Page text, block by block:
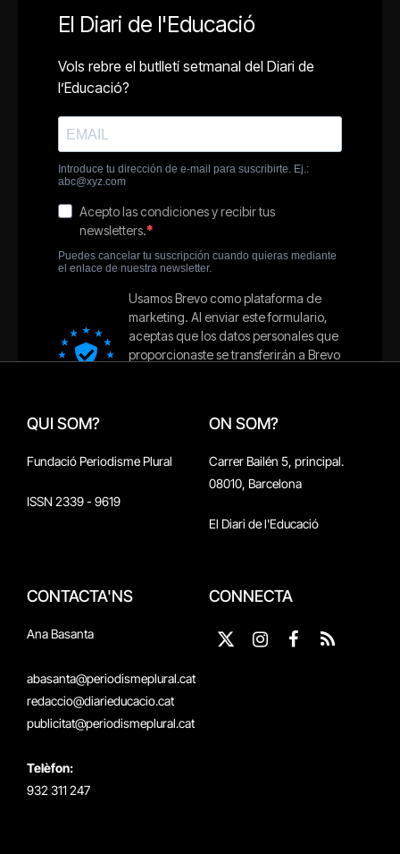
QUI SOM?
Fundació Periodisme Plural
ISSN 2339 - 9619
ON SOM?
Carrer Bailén 5, principal.
08010, Barcelona
El Diari de l'Educació
CONTACTA'NS
Ana Basanta
abasanta@periodismeplural.cat
redaccio@diarieducacio.cat
publicitat@periodismeplural.cat
Telèfon:
932 311 247
CONNECTA
X
Instagram
Facebook
RSS